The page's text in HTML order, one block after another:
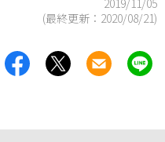
2019/11/05
(最終更新： 2020/08/21)